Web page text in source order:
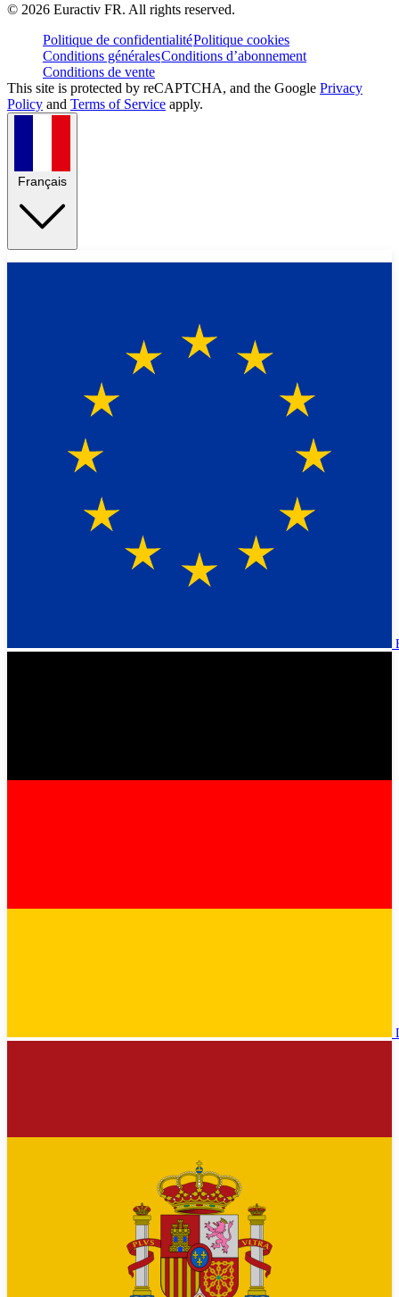
© 2026 Euractiv FR. All rights reserved.
Politique de confidentialitéPolitique cookies
Conditions généralesConditions d’abonnement
Conditions de vente
This site is protected by reCAPTCHA, and the Google Privacy
Policy and Terms of Service apply.
Français